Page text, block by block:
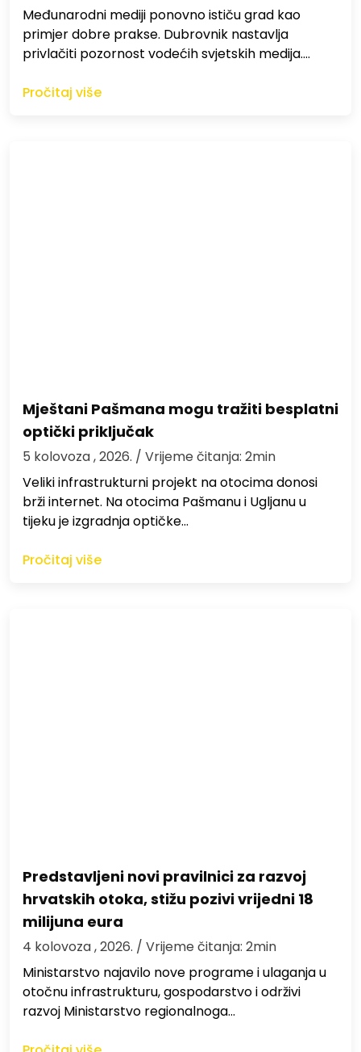
Međunarodni mediji ponovno ističu grad kao
primjer dobre prakse. Dubrovnik nastavlja
privlačiti pozornost vodećih svjetskih medija.…
Pročitaj više
Mještani Pašmana mogu tražiti besplatni
optički priključak
5 kolovoza , 2026. / Vrijeme čitanja: 2min
Veliki infrastrukturni projekt na otocima donosi
brži internet. Na otocima Pašmanu i Ugljanu u
tijeku je izgradnja optičke…
Pročitaj više
Predstavljeni novi pravilnici za razvoj
hrvatskih otoka, stižu pozivi vrijedni 18
milijuna eura
4 kolovoza , 2026. / Vrijeme čitanja: 2min
Ministarstvo najavilo nove programe i ulaganja u
otočnu infrastrukturu, gospodarstvo i održivi
razvoj Ministarstvo regionalnoga…